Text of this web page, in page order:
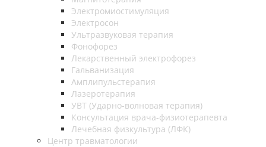
Электромиостимуляция
Электросон
Ультразвуковая терапия
Фонофорез
Лекарственный электрофорез
Гальванизация
Амплипульстерапия
Лазеротерапия
УВТ (Ударно-волновая терапия)
Консультация врача-физиотерапевта
Лечебная физкультура (ЛФК)
Центр травматологии